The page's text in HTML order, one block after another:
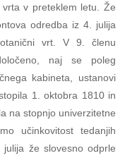
v preteklem letu. Že
odredba iz 4. julija
vrt. V 9. členu
naj se poleg
kabineta, ustanovi
1. oktobra 1810 in
na stopnjo univerzitetne
učinkovitost tedanjih
že slovesno odprle